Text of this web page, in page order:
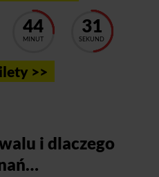
44
MINUT
27
SEKUND
>>
i dlaczego